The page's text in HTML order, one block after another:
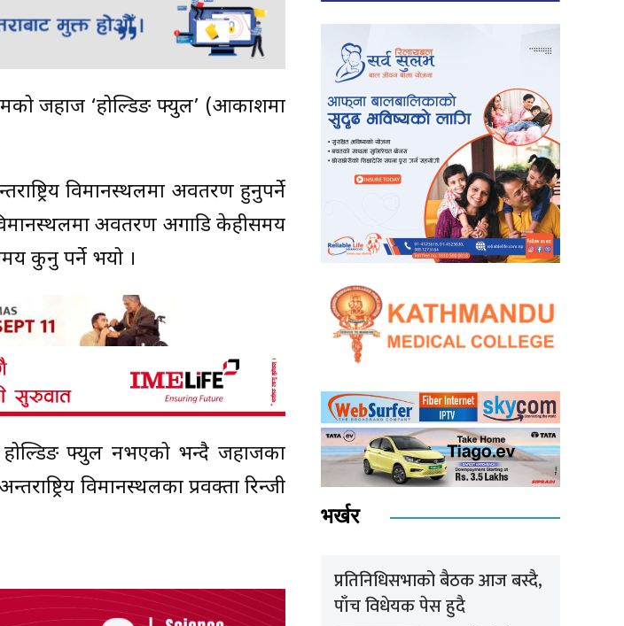
जहाज ‘होल्डिङ फ्युल’ (आकाशमा
विमानस्थलमा अवतरण हुनुपर्ने
विमानस्थलमा अवतरण अगाडि केहीसमय
कुर्नु पर्ने भयो ।
फ्युल नभएको भन्दै जहाजका
विमानस्थलका प्रवक्ता रिन्जी
भर्खर
प्रतिनिधिसभाको बैठक आज बस्दै,
पाँच विधेयक पेस हुदै